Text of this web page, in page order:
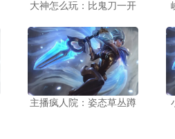
大神怎么玩：比鬼刀一开
主播疯人院：姿态草丛蹲